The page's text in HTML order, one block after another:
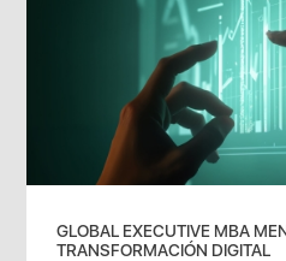
GLOBAL EXECUTIVE MBA
TRANSFORMACIÓN DIGITAL